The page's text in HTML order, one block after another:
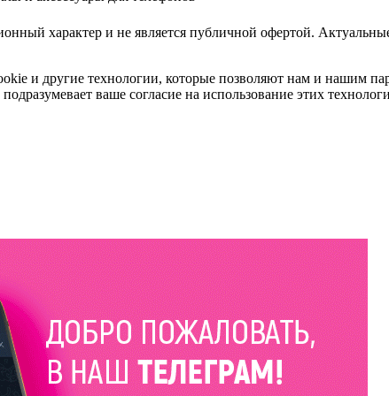
характер и не является публичной офертой.
и другие технологии, которые позволяют нам и нашим
ваше согласие на использование этих